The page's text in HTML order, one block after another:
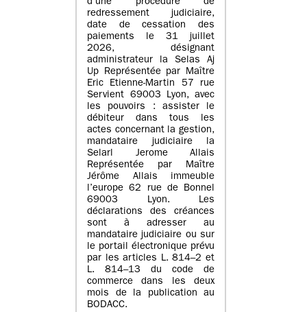
d’une procédure de
redressement judiciaire,
date de cessation des
paiements le 31 juillet
2026, désignant
administrateur la Selas Aj
Up Représentée par Maître
Eric Etienne-Martin 57 rue
Servient 69003 Lyon, avec
les pouvoirs : assister le
débiteur dans tous les
actes concernant la gestion,
mandataire judiciaire la
Selarl Jerome Allais
Représentée par Maître
Jérôme Allais immeuble
l’europe 62 rue de Bonnel
69003 Lyon. Les
déclarations des créances
sont à adresser au
mandataire judiciaire ou sur
le portail électronique prévu
par les articles L. 814–2 et
L. 814–13 du code de
commerce dans les deux
mois de la publication au
BODACC.